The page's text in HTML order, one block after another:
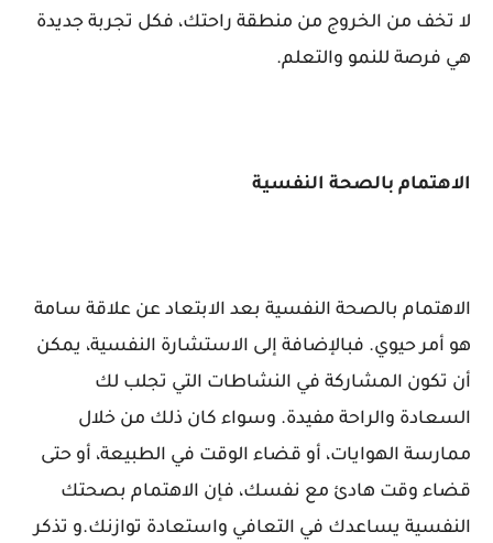
لا تخف من الخروج من منطقة راحتك، فكل تجربة جديدة
هي فرصة للنمو والتعلم.
الاهتمام بالصحة النفسية
الاهتمام بالصحة النفسية بعد الابتعاد عن علاقة سامة
هو أمر حيوي. فبالإضافة إلى الاستشارة النفسية، يمكن
أن تكون المشاركة في النشاطات التي تجلب لك
السعادة والراحة مفيدة. وسواء كان ذلك من خلال
ممارسة الهوايات، أو قضاء الوقت في الطبيعة، أو حتى
قضاء وقت هادئ مع نفسك، فإن الاهتمام بصحتك
النفسية يساعدك في التعافي واستعادة توازنك.و تذكر